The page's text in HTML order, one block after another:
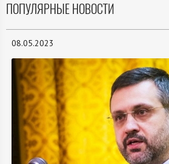
ПОПУЛЯРНЫЕ НОВОСТИ
08.05.2023